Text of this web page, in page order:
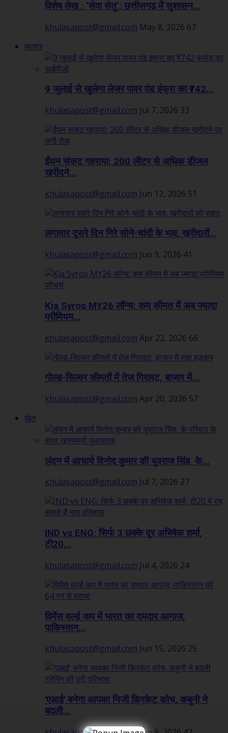
विशेष लेख : ‘सेवा सेतु’: छत्तीसगढ़ में सुशासन...
khulasapost@gmail.com May 8, 2026 67
व्यापार
9 जुलाई से खुलेगा लेजर पावर एंड इंफ्रा का ₹742...
khulasapost@gmail.com Jul 7, 2026 33
ईंधन संकट गहराया: 200 लीटर से अधिक डीजल
खरीदने...
khulasapost@gmail.com Jun 12, 2026 51
लगातार दूसरे दिन गिरे सोने-चांदी के भाव, खरीदारों...
khulasapost@gmail.com Jun 9, 2026 41
Kia Syros MY26 लॉन्च: कम कीमत में अब ज्यादा
प्रीमियम...
khulasapost@gmail.com Apr 22, 2026 66
गोल्ड-सिल्वर कीमतों में तेज गिरावट, बाजार में...
khulasapost@gmail.com Apr 20, 2026 57
खेल
लंदन में आचार्य विनोद कुमार की युवराज सिंह के...
khulasapost@gmail.com Jul 7, 2026 27
IND vs ENG: सिर्फ 3 छक्के दूर अभिषेक शर्मा,
टी20...
khulasapost@gmail.com Jul 4, 2026 24
विमेंस वर्ल्ड कप में भारत का दमदार आगाज,
पाकिस्तान...
khulasapost@gmail.com Jun 15, 2026 25
'एआई' बनेगा आपका निजी क्रिकेट कोच, कबुनी ने
बदली...